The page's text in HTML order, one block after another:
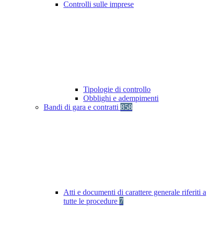
Controlli sulle imprese
Tipologie di controllo
Obblighi e adempimenti
Bandi di gara e contratti 858
Atti e documenti di carattere generale riferiti a
tutte le procedure 7